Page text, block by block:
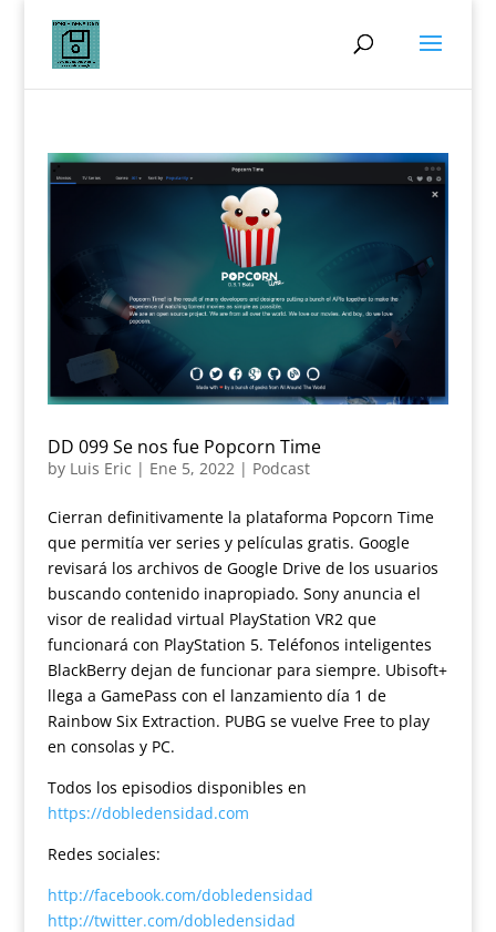
DD 099 Se nos fue Popcorn Time
by Luis Eric | Ene 5, 2022 | Podcast
Cierran definitivamente la plataforma Popcorn Time
que permitía ver series y películas gratis. Google
revisará los archivos de Google Drive de los usuarios
buscando contenido inapropiado. Sony anuncia el
visor de realidad virtual PlayStation VR2 que
funcionará con PlayStation 5. Teléfonos inteligentes
BlackBerry dejan de funcionar para siempre. Ubisoft+
llega a GamePass con el lanzamiento día 1 de
Rainbow Six Extraction. PUBG se vuelve Free to play
en consolas y PC.
Todos los episodios disponibles en
https://dobledensidad.com
Redes sociales:
http://facebook.com/dobledensidad
http://twitter.com/dobledensidad